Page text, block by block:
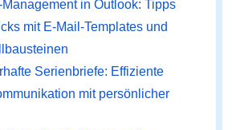
Management in Outlook: Tipps
mit E-Mail-Templates und
Serienbriefe: Effiziente
mit persönlicher